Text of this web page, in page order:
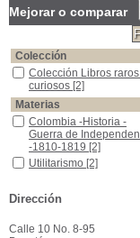
Mejorar o comparar
Colección
Colección Libros raros y
Colección Libros
curiosos [2]
Materias
Colombia -Historia -
Colombia -Historia -
Guerra de
-1810-1819 [2]
Utilitarismo
Utilitarismo [2]
1876[1]
Garrapata,1876
Dirección
Calle 10 No. 8-95